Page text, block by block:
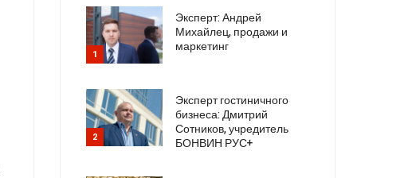
1
Эксперт: Андрей
Михайлец, продажи и
маркетинг
2
Эксперт гостиничного
бизнеса: Дмитрий
Сотников, учредитель
БОНВИН РУС+